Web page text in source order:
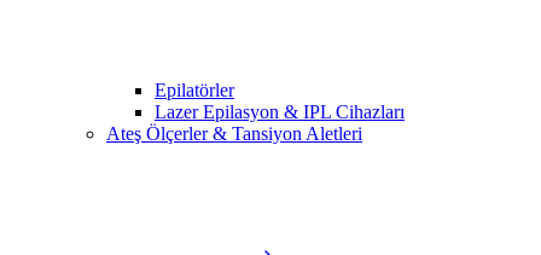
Epilatörler
Lazer Epilasyon & IPL Cihazları
Ateş Ölçerler & Tansiyon Aletleri